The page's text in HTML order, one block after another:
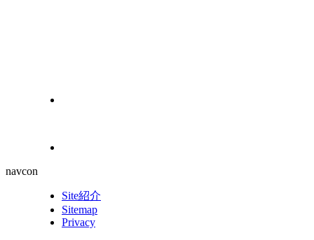
navcon
Site紹介
Sitemap
Privacy